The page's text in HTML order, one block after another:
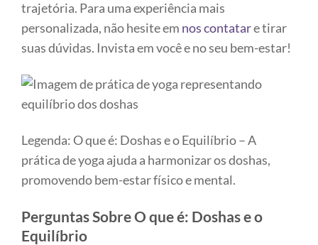
trajetória. Para uma experiência mais
personalizada, não hesite em nos contatare tirar
suas dúvidas. Invista em você e no seu bem-estar!
Legenda: O que é: Doshas e o Equilíbrio – A
prática de yoga ajuda a harmonizar os doshas,
promovendo bem-estar físico e mental.
Perguntas Sobre O que é: Doshas e o
Equilíbrio